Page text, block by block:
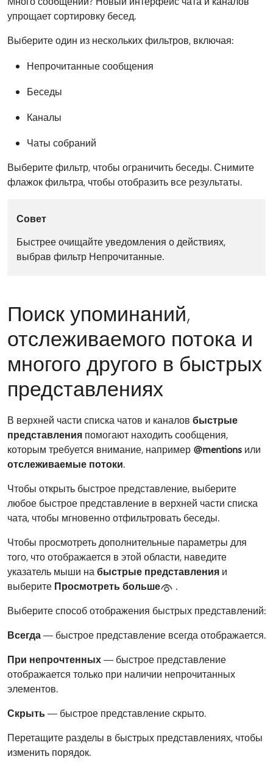
упрощает сортировку бесед.
Выберите один из нескольких фильтров, включая:
Непрочитанные сообщения
Беседы
Каналы
Чаты собраний
Выберите фильтр, чтобы ограничить беседы. Снимите
флажок фильтра, чтобы отобразить все результаты.
Совет
Быстрее очищайте уведомления о действиях,
выбрав фильтр Непрочитанные.
Поиск упоминаний,
отслеживаемого потока и
многого другого в быстрых
представлениях
В верхней части списка чатов и каналов быстрые
представления помогают находить сообщения,
которым требуется внимание, например @mentions или
отслеживаемые потоки.
Чтобы открыть быстрое представление, выберите
любое быстрое представление в верхней части списка
чата, чтобы мгновенно отфильтровать беседы.
Чтобы просмотреть дополнительные параметры для
того, что отображается в этой области, наведите
указатель мыши на быстрые представления и
выберите Просмотреть больше
.
Выберите способ отображения быстрых представлений:
Всегда— быстрое представление всегда отображается.
При непрочтенных— быстрое представление
отображается только при наличии непрочитанных
элементов.
Скрыть— быстрое представление скрыто.
Перетащите разделы в быстрых представлениях, чтобы
изменить порядок.